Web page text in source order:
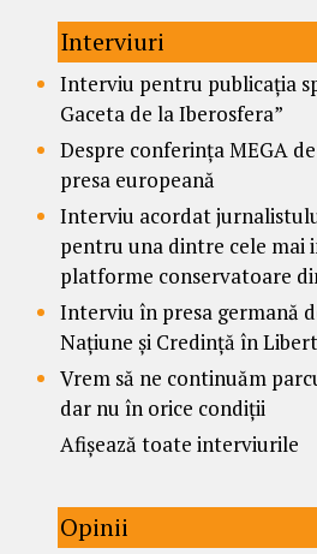
Interviuri
Interviu pentru publicația
Gaceta de la Iberosfera”
Despre conferința MEGA
presa europeană
Interviu acordat
pentru una dintre cele mai
platforme conservatoare
Interviu în presa germană
Națiune și Credință în
Vrem să ne continuăm
dar nu în orice condiții
Afișează toate interviurile
Opinii